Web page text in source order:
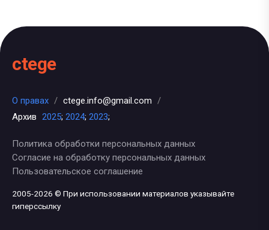
ctege
О правах / ctege.info@gmail.com /
Архив 2025; 2024; 2023;
Политика обработки персональных данных
Согласие на обработку персональных данных
Пользовательское соглашение
2005-2026 © При использовании материалов указывайте
гиперссылку